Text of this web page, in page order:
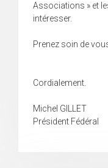
Associations » et
intéresser.
Prenez soin de
Cordialement.
Michel GILLET
Président Fédéral